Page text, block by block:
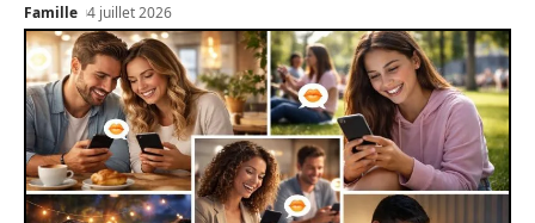
Famille 4 juillet 2026